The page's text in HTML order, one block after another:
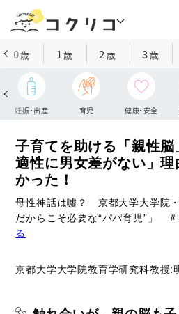
0歳 1歳 2 歳 3歳
妊娠・出産 育児 健康・安全
子育てを助ける「親性
適性に男女差がない」
かった！
母性神話は噓？ 京都大学大学院
だからこそ必要な“パパ育児”」 ＃
る
京都大学大学院教育学研究科教授: